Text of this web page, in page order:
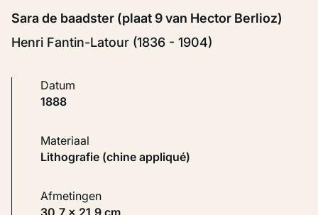
Sara de baadster (plaat 9 van Hector Berlioz)
Henri Fantin-Latour (1836 - 1904)
Datum
1888
Materiaal
Lithografie (chine appliqué)
Afmetingen
30,7 × 21,9 cm